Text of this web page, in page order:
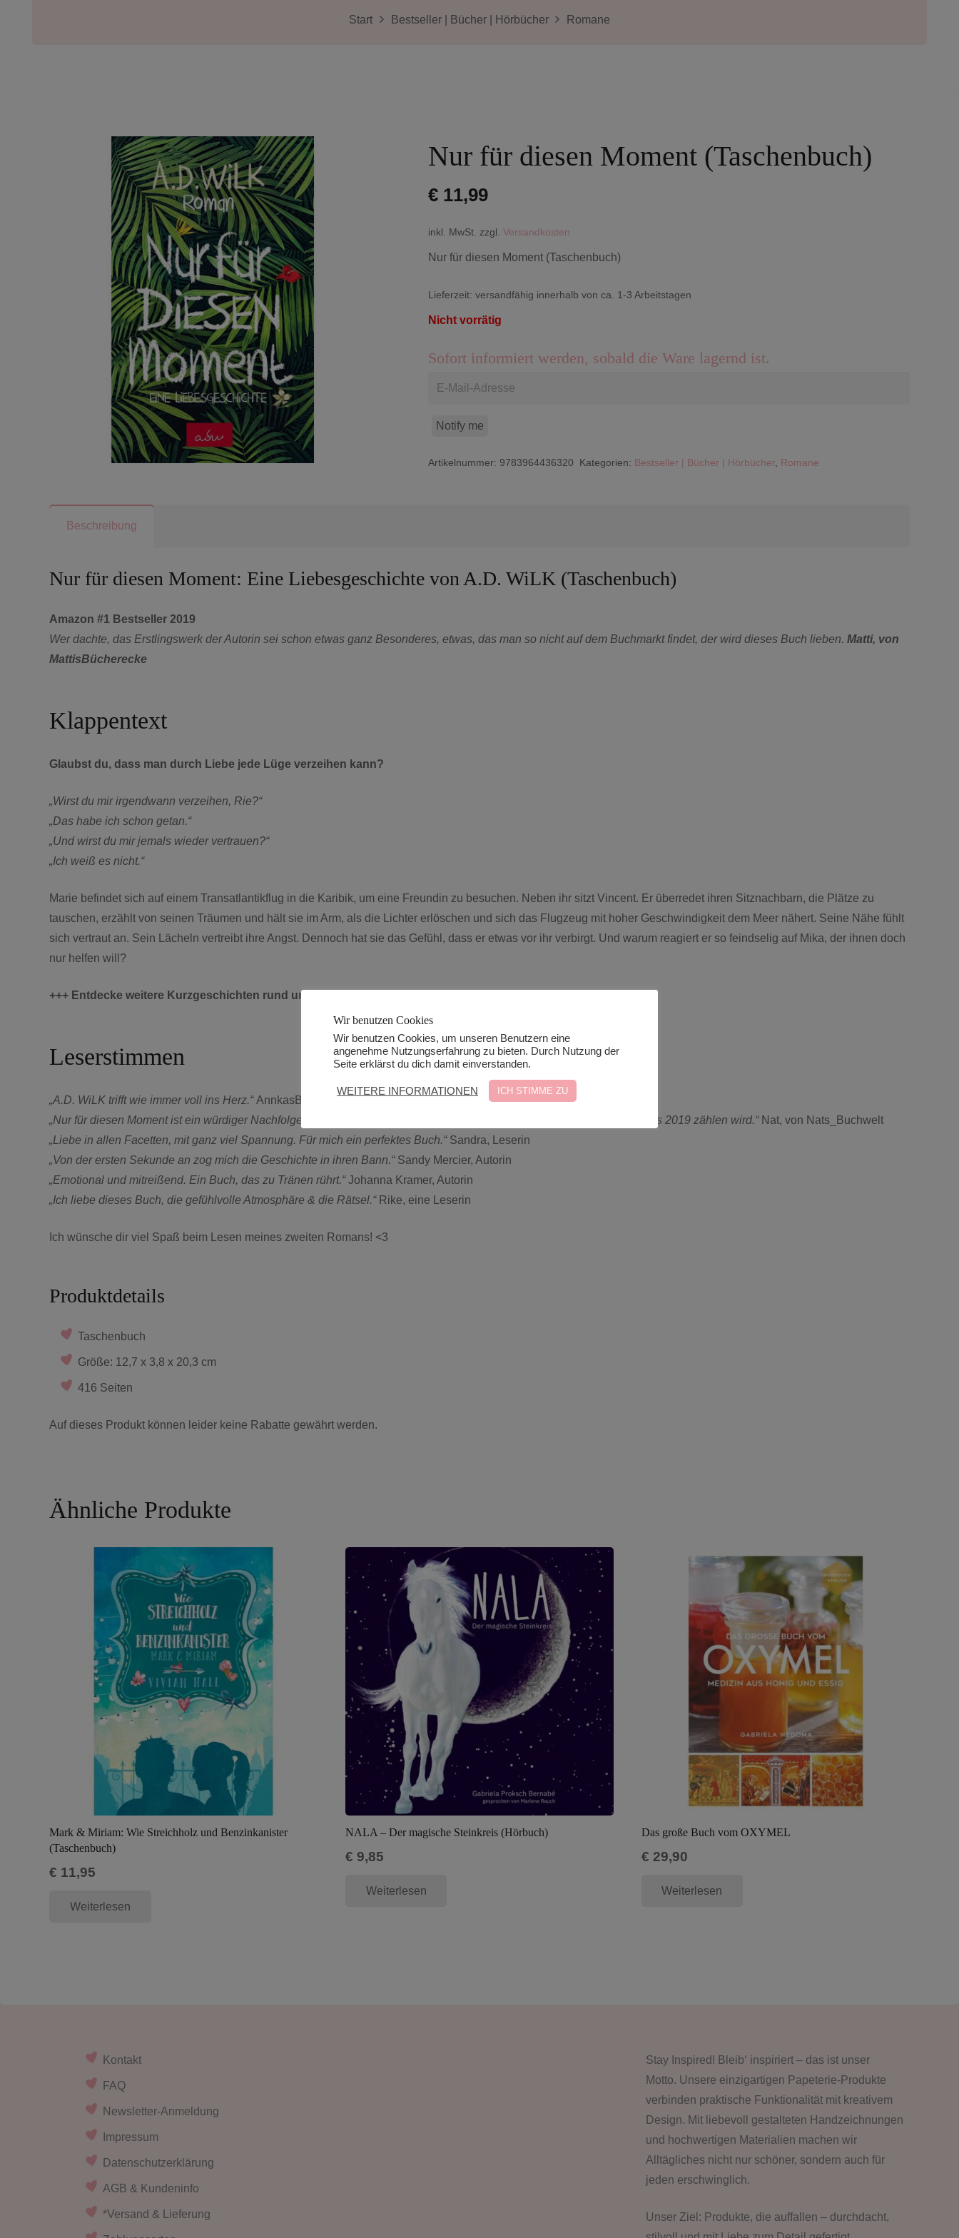
Start Bestseller | Bücher | Hörbücher Romane
Nur für diesen Moment (Taschenbuch)
€11,99
inkl. MwSt. zzgl. Versandkosten
Nur für diesen Moment (Taschenbuch)
Lieferzeit: versandfähig innerhalb von ca. 1-3 Arbeitstagen
Nicht vorrätig
Sofort informiert werden, sobald die Ware lagernd ist.
Notify me
Artikelnummer: 9783964436320 Kategorien: Bestseller | Bücher | Hörbücher Romane
Beschreibung
Nur für diesen Moment: Eine Liebesgeschichte von A.D. WiLK (Taschenbuch)
Amazon #1 Bestseller 2019
Wer dachte, das Erstlingswerk der Autorin sei schon etwas ganz Besonderes, etwas, das man so nicht auf dem Buchmarkt findet, der wird dieses Buch lieben. Matti, von
MattisBücherecke
Klappentext
Glaubst du, dass man durch Liebe jede Lüge verzeihen kann?
„Wirst du mir irgendwann verzeihen, Rie?“
„Das habe ich schon getan.“
„Und wirst du mir jemals wieder vertrauen?“
„Ich weiß es nicht.“
Marie befindet sich auf einem Transatlantikflug in die Karibik, um eine Freundin zu besuchen. Neben ihr sitzt Vincent. Er überredet ihren Sitznachbarn, die Plätze zu
tauschen, erzählt von seinen Träumen und hält sie im Arm, als die Lichter erlöschen und sich das Flugzeug mit hoher Geschwindigkeit dem Meer nähert. Seine Nähe fühlt
sich vertraut an. Sein Lächeln vertreibt ihre Angst. Dennoch hat sie das Gefühl, dass er etwas vor ihr verbirgt. Und warum reagiert er so feindselig auf Mika, der ihnen doch
nur helfen will?
+++ Entdecke weitere Kurzgeschichten rund um den Roman in A.D. WiLKs
Leserstimmen
„A.D. WiLK trifft wie immer voll ins Herz.“AnnkasBuecherland
„Nur für diesen Moment ist ein würdiger Nachfolger und ich kann sagen, dass dieses Buch bestimmt zu meinen Highlights 2019 zählen wird.“Nat, von Nats_Buchwelt
„Liebe in allen Facetten, mit ganz viel Spannung. Für mich ein perfektes Buch.“Sandra, Leserin
„Von der ersten Sekunde an zog mich die Geschichte in ihren Bann.“Sandy Mercier, Autorin
„Emotional und mitreißend. Ein Buch, das zu Tränen rührt.“Johanna Kramer, Autorin
„Ich liebe dieses Buch, die gefühlvolle Atmosphäre & die Rätsel.“Rike, eine Leserin
Ich wünsche dir viel Spaß beim Lesen meines zweiten Romans! <3
Produktdetails
Taschenbuch
Größe: 12,7 x 3,8 x 20,3 cm
416 Seiten
Auf dieses Produkt können leider keine Rabatte gewährt werden.
Ähnliche Produkte
Mark & Miriam: Wie Streichholz und Benzinkanister
(Taschenbuch)
€ 11,95
Weiterlesen
NALA – Der magische Steinkreis (Hörbuch)
€ 9,85
Weiterlesen
Das große Buch vom OXYMEL
€ 29,90
Weiterlesen
Kontakt
FAQ
Newsletter-Anmeldung
Impressum
Datenschutzerklärung
AGB & Kundeninfo
*Versand & Lieferung
Stay Inspired! Bleib‘ inspiriert – das ist unser
Motto. Unsere einzigartigen Papeterie-Produkte
verbinden praktische Funktionalität mit kreativem
Design. Mit liebevoll gestalteten Handzeichnungen
und hochwertigen Materialien machen wir
Alltägliches nicht nur schöner, sondern auch für
jeden erschwinglich.
Unser Ziel: Produkte, die auffallen – durchdacht,
Wir benutzen Cookies
Wir benutzen Cookies, um unseren Benutzern eine
angenehme Nutzungserfahrung zu bieten. Durch Nutzung der
Seite erklärst du dich damit einverstanden.
WEITERE INFORMATIONEN ICH STIMME ZU